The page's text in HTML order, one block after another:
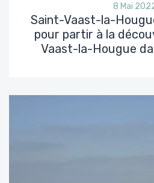
8 Mai
Saint-Vaast-la-
pour partir à la
Vaast-la-Hougue